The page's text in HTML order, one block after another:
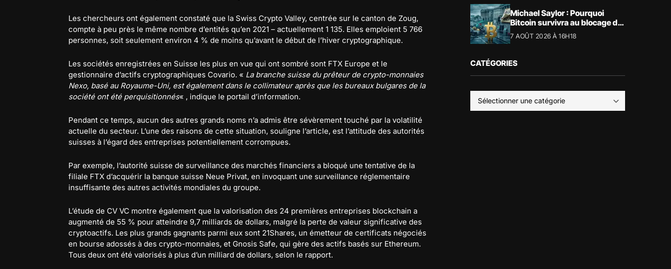
Les chercheurs ont également constaté que la Swiss Crypto Valley, centrée sur le canton de Zoug,
compte à peu près le même nombre d’entités qu’en 2021 – actuellement 1 135. Elles emploient 5 766
personnes, soit seulement environ 4 % de moins qu’avant le début de l’hiver cryptographique.
Les sociétés enregistrées en Suisse les plus en vue qui ont sombré sont FTX Europe et le
gestionnaire d’actifs cryptographiques Covario. « La branche suisse du prêteur de crypto-monnaies
Nexo, basé au Royaume-Uni, est également dans le collimateur après que les bureaux bulgares de la
société ont été perquisitionnés« , indique le portail d’information.
Pendant ce temps, aucun des autres grands noms n’a admis être sévèrement touché par la volatilité
actuelle du secteur. L’une des raisons de cette situation, souligne l’article, est l’attitude des autorités
suisses à l’égard des entreprises potentiellement corrompues.
Par exemple, l’autorité suisse de surveillance des marchés financiers a bloqué une tentative de la
filiale FTX d’acquérir la banque suisse Neue Privat, en invoquant une surveillance réglementaire
insuffisante des autres activités mondiales du groupe.
L’étude de CV VC montre également que la valorisation des 24 premières entreprises blockchain a
augmenté de 55 % pour atteindre 9,7 milliards de dollars, malgré la perte de valeur significative des
cryptoactifs. Les plus grands gagnants parmi eux sont 21Shares, un émetteur de certificats négociés
en bourse adossés à des crypto-monnaies, et Gnosis Safe, qui gère des actifs basés sur Ethereum.
Tous deux ont été valorisés à plus d’un milliard de dollars, selon le rapport.
Michael Saylor : Pourquoi
Bitcoin survivra au blocage du
CLARITY Act
7 AOÛT 2026 À 16H18
CATÉGORIES